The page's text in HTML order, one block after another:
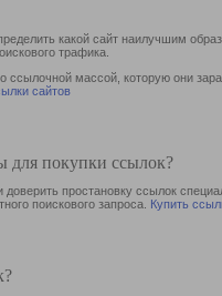
какой сайт наилучшим
трафика.
массой, которую они
сайтов
для покупки ссылок?
простановку ссылок
поискового запроса. Купить